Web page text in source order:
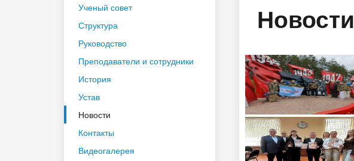
Ученый совет
Структура
Руководство
Преподаватели и сотрудники
История
Устав
Новости
Контакты
Видеогалерея
Новости